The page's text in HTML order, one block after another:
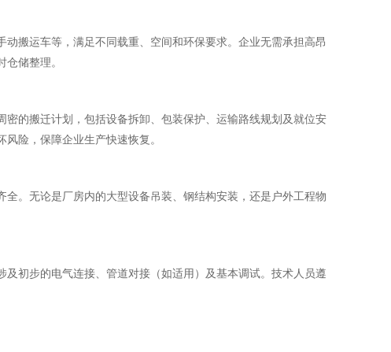
搬运车等，满足不同载重、空间和环保要求。企业无需承担高昂
储整理。
的搬迁计划，包括设备拆卸、包装保护、运输路线规划及就位安
险，保障企业生产快速恢复。
。无论是厂房内的大型设备吊装、钢结构安装，还是户外工程物
初步的电气连接、管道对接（如适用）及基本调试。技术人员遵